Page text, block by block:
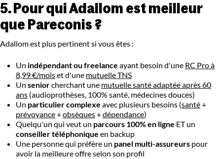
5. Pour qui Adallom est meilleur
que Pareconis ?
Adallom est plus pertinent si vous êtes :
Un indépendant ou freelance ayant besoin d'une RC Pro à
8,99 €/moiset d'une mutuelle TNS
Un seniorcherchant une mutuelle santé adaptée après 60
ans (audioprothèses, 100% santé, médecines douces)
Un particulier complexe avec plusieurs besoins (santé+
prévoyance+obsèques+dépendance)
Quelqu'un qui veut un parcours 100% en ligne ET un
conseiller téléphonique en backup
Une personne qui préfère un panel multi-assureurs pour
avoir la meilleure offre selon son profil